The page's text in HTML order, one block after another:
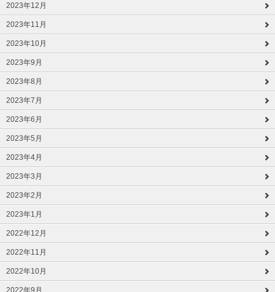
2023年12月
2023年11月
2023年10月
2023年9月
2023年8月
2023年7月
2023年6月
2023年5月
2023年4月
2023年3月
2023年2月
2023年1月
2022年12月
2022年11月
2022年10月
2022年9月